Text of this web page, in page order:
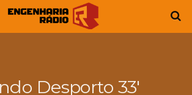
Desporto 33′